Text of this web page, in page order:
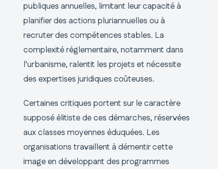
publiques annuelles, limitant leur capacité à
planifier des actions pluriannuelles ou à
recruter des compétences stables. La
complexité réglementaire, notamment dans
l’urbanisme, ralentit les projets et nécessite
des expertises juridiques coûteuses.
Certaines critiques portent sur le caractère
supposé élitiste de ces démarches, réservées
aux classes moyennes éduquées. Les
organisations travaillent à démentir cette
image en développant des programmes